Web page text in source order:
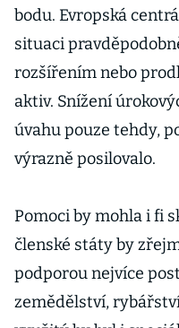
bodu. Evropská
situaci
rozšířením nebo
aktiv. Snížení
úvahu pouze tehdy,
výrazně posilovalo.
Pomoci by mohla i fi
členské státy by
podporou nejvíce
zemědělství,